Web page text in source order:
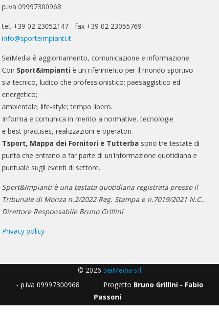
p.iva 09997300968
tel. +39 02 23052147 - fax +39 02 23055769
info@sporteimpianti.it
SeiMedia è aggiornamento, comunicazione e informazione.
Con Sport&Impianti è un riferimento per il mondo sportivo
sia tecnico, ludico che professionistico; paesaggistico ed
energetico;
ambientale; life-style; tempo libero.
Informa e comunica in merito a normative, tecnologie
e best practises, realizzazioni e operatori.
Tsport, Mappa dei Fornitori e Tutterba sono tre testate di
punta che entrano a far parte di un'informazione quotidiana e
puntuale sugli eventi di settore.
Sport&Impianti è una testata quotidiana registrata presso il
Tribunale di Monza n.2/2022 Reg. Stampa e n.7019/2021 N.C..
Direttore Responsabile Bruno Grillini
Privacy policy
© 2026 SeiMedia srl
- p.iva 09997300968 Progetto Bruno Grillini - Fabio
Passoni